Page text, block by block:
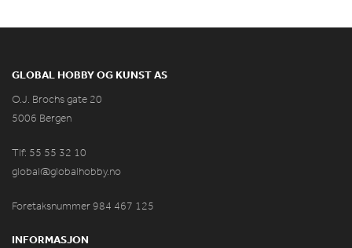
GLOBAL HOBBY OG KUNST AS
O.J. Brochs gate 20
5006 Bergen
Tlf: 55 55 32 10
global@globalhobby.no
Foretaksnummer 984 467 125
INFORMASJON